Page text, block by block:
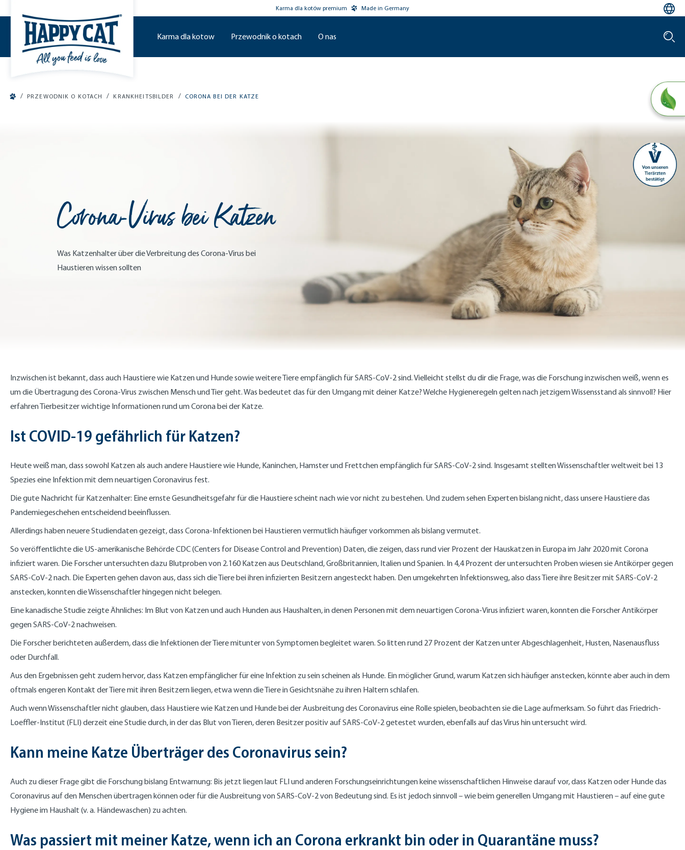
Karma dla kotów premium Made in Germany
Karma dla kotow Przewodnik o kotach O nas
/ PRZEWODNIK O KOTACH / KRANKHEITSBILDER / CORONA BEI DER KATZE
Corona-Virus bei Katzen
Was Katzenhalter über die Verbreitung des Corona-Virus bei
Haustieren wissen sollten
Inzwischen ist bekannt, dass auch Haustiere wie Katzen und Hunde sowie weitere Tiere empfänglich für SARS-CoV-2 sind. Vielleicht stellst du dir die Frage, was die Forschung inzwischen weiß, wenn es
um die Übertragung des Corona-Virus zwischen Mensch und Tier geht. Was bedeutet das für den Umgang mit deiner Katze? Welche Hygieneregeln gelten nach jetzigem Wissensstand als sinnvoll? Hier
erfahren Tierbesitzer wichtige Informationen rund um Corona bei der Katze.
Ist COVID-19 gefährlich für Katzen?
Heute weiß man, dass sowohl Katzen als auch andere Haustiere wie Hunde, Kaninchen, Hamster und Frettchen empfänglich für SARS-CoV-2 sind. Insgesamt stellten Wissenschaftler weltweit bei 13
Spezies eine Infektion mit dem neuartigen Coronavirus fest.
Die gute Nachricht für Katzenhalter: Eine ernste Gesundheitsgefahr für die Haustiere scheint nach wie vor nicht zu bestehen. Und zudem sehen Experten bislang nicht, dass unsere Haustiere das
Pandemiegeschehen entscheidend beeinflussen.
Allerdings haben neuere Studiendaten gezeigt, dass Corona-Infektionen bei Haustieren vermutlich häufiger vorkommen als bislang vermutet.
So veröffentlichte die US-amerikanische Behörde CDC (Centers for Disease Control and Prevention) Daten, die zeigen, dass rund vier Prozent der Hauskatzen in Europa im Jahr 2020 mit Corona
infiziert waren. Die Forscher untersuchten dazu Blutproben von 2.160 Katzen aus Deutschland, Großbritannien, Italien und Spanien. In 4,4 Prozent der untersuchten Proben wiesen sie Antikörper gegen
SARS-CoV-2 nach. Die Experten gehen davon aus, dass sich die Tiere bei ihren infizierten Besitzern angesteckt haben. Den umgekehrten Infektionsweg, also dass Tiere ihre Besitzer mit SARS-CoV-2
anstecken, konnten die Wissenschaftler hingegen nicht belegen.
Eine kanadische Studie zeigte Ähnliches: Im Blut von Katzen und auch Hunden aus Haushalten, in denen Personen mit dem neuartigen Corona-Virus infiziert waren, konnten die Forscher Antikörper
gegen SARS-CoV-2 nachweisen.
Die Forscher berichteten außerdem, dass die Infektionen der Tiere mitunter von Symptomen begleitet waren. So litten rund 27 Prozent der Katzen unter Abgeschlagenheit, Husten, Nasenausfluss
oder Durchfall.
Aus den Ergebnissen geht zudem hervor, dass Katzen empfänglicher für eine Infektion zu sein scheinen als Hunde. Ein möglicher Grund, warum Katzen sich häufiger anstecken, könnte aber auch in dem
oftmals engeren Kontakt der Tiere mit ihren Besitzern liegen, etwa wenn die Tiere in Gesichtsnähe zu ihren Haltern schlafen.
Auch wenn Wissenschaftler nicht glauben, dass Haustiere wie Katzen und Hunde bei der Ausbreitung des Coronavirus eine Rolle spielen, beobachten sie die Lage aufmerksam. So führt das Friedrich-
Loeffler-Institut (FLI) derzeit eine Studie durch, in der das Blut von Tieren, deren Besitzer positiv auf SARS-CoV-2 getestet wurden, ebenfalls auf das Virus hin untersucht wird.
Kann meine Katze Überträger des Coronavirus sein?
Auch zu dieser Frage gibt die Forschung bislang Entwarnung: Bis jetzt liegen laut FLI und anderen Forschungseinrichtungen keine wissenschaftlichen Hinweise darauf vor, dass Katzen oder Hunde das
Coronavirus auf den Menschen übertragen können oder für die Ausbreitung von SARS-CoV-2 von Bedeutung sind. Es ist jedoch sinnvoll – wie beim generellen Umgang mit Haustieren – auf eine gute
Hygiene im Haushalt (v. a. Händewaschen) zu achten.
Was passiert mit meiner Katze, wenn ich an Corona erkrankt bin oder in Quarantäne muss?